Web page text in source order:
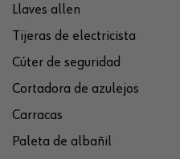
Llaves allen
Tijeras de electricista
Cúter de seguridad
Cortadora de azulejos
Carracas
Paleta de albañil